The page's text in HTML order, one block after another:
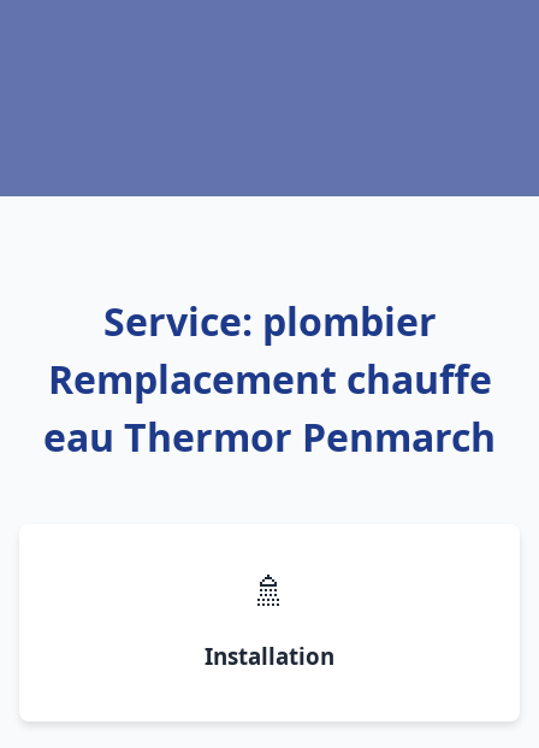
Service: plombier
Remplacement chauffe
eau Thermor Penmarch
🚿
Installation